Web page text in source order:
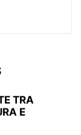
TRA
E